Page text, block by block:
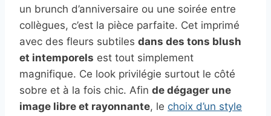
un brunch d’anniversaire ou une soirée entre
collègues, c’est la pièce parfaite. Cet imprimé
avec des fleurs subtiles dans des tons blush
et intemporels est tout simplement
magnifique. Ce look privilégie surtout le côté
sobre et à la fois chic. Afin de dégager une
image libre et rayonnante, le choix d’un style